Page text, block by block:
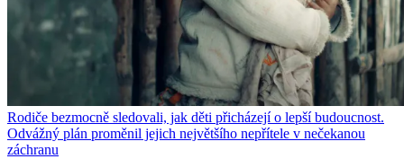
Rodiče bezmocně sledovali, jak děti přicházejí o lepší budoucnost.
Odvážný plán proměnil jejich největšího nepřítele v nečekanou
záchranu